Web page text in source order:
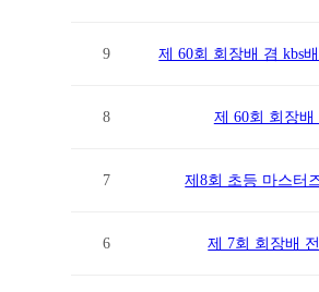
9 제 60회 회장배 겸 kbs
8 제 60회 회장
7 제8회 초등 마스터
6 제 7회 회장배